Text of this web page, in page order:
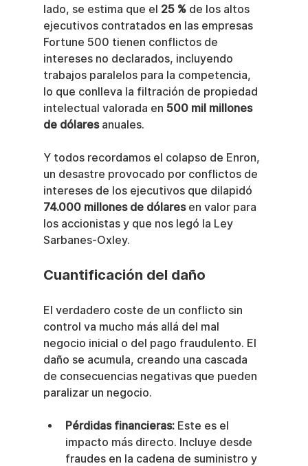
lado, se estima que el 25 % de los altos
ejecutivos contratados en las empresas
Fortune 500 tienen conflictos de
intereses no declarados, incluyendo
trabajos paralelos para la competencia,
lo que conlleva la filtración de propiedad
intelectual valorada en 500 mil millones
de dólares anuales.
Y todos recordamos el colapso de Enron,
un desastre provocado por conflictos de
intereses de los ejecutivos que dilapidó
74.000 millones de dólares en valor para
los accionistas y que nos legó la Ley
Sarbanes-Oxley.
Cuantificación del daño
El verdadero coste de un conflicto sin
control va mucho más allá del mal
negocio inicial o del pago fraudulento. El
daño se acumula, creando una cascada
de consecuencias negativas que pueden
paralizar un negocio.
Pérdidas financieras: Este es el
impacto más directo. Incluye desde
fraudes en la cadena de suministro y